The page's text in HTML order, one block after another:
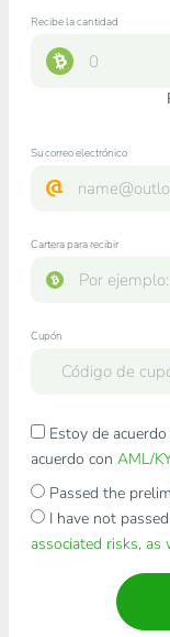
Recibe la cantidad
Su correo electrónico
Cartera para recibir
Cupón
Estoy de acuerdo
acuerdo con AML/
Passed the
I have not
associated risks,